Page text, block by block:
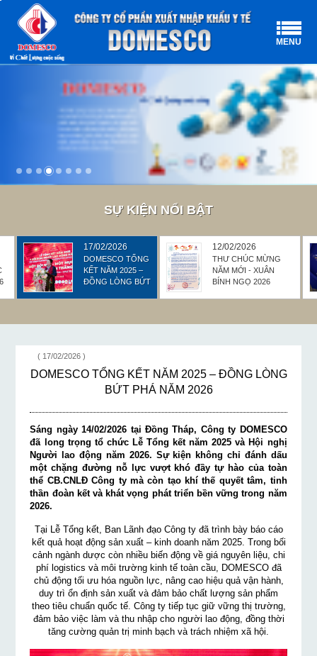
MENU
SỰ KIỆN NỔI BẬT
17/02/2026
DOMESCO TỔNG
KẾT NĂM 2025 –
ĐỒNG LÒNG BỨT
12/02/2026
THƯ CHÚC MỪNG
NĂM MỚI - XUÂN
BÍNH NGỌ 2026
( 17/02/2026 )
DOMESCO TỔNG KẾT NĂM 2025 – ĐỒNG LÒNG
BỨT PHÁ NĂM 2026
Sáng ngày 14/02/2026 tại Đồng Tháp, Công ty DOMESCO
đã long trọng tổ chức Lễ Tổng kết năm 2025 và Hội nghị
Người lao động năm 2026. Sự kiện không chỉ đánh dấu
một chặng đường nỗ lực vượt khó đầy tự hào của toàn
thể CB.CNLĐ Công ty mà còn tạo khí thế quyết tâm, tinh
thần đoàn kết và khát vọng phát triển bền vững trong năm
2026.
Tại Lễ Tổng kết, Ban Lãnh đạo Công ty đã trình bày báo cáo
kết quả hoạt động sản xuất – kinh doanh năm 2025. Trong bối
cảnh ngành dược còn nhiều biến động về giá nguyên liệu, chi
phí logistics và môi trường kinh tế toàn cầu, DOMESCO đã
chủ động tối ưu hóa nguồn lực, nâng cao hiệu quả vận hành,
duy trì ổn định sản xuất và đảm bảo chất lượng sản phẩm
theo tiêu chuẩn quốc tế. Công ty tiếp tục giữ vững thị trường,
đảm bảo việc làm và thu nhập cho người lao động, đồng thời
tăng cường quản trị minh bạch và trách nhiệm xã hội.